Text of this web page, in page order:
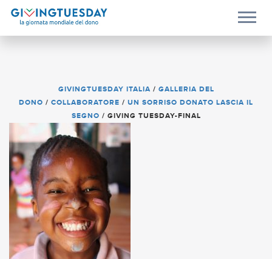
GIVINGTUESDAY ITALIA / GALLERIA DEL
DONO / COLLABORATORE / UN SORRISO DONATO LASCIA IL
SEGNO / GIVING TUESDAY-FINAL